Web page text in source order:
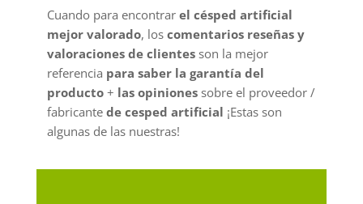
Cuando para encontrarel césped artificial
mejor valorado, loscomentarios reseñas y
valoraciones de clientes son la mejor
referencia para saber la garantía del
producto + las opiniones sobre el proveedor /
fabricantede cesped artificial ¡Estas son
algunas de las nuestras!